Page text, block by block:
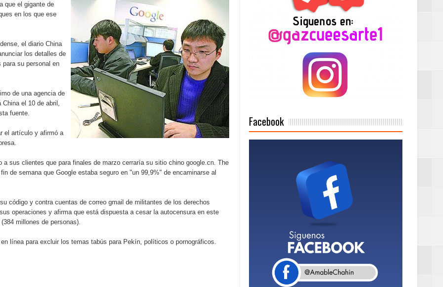
como vicepresidenta ejecutiva de Fiduciaria Reservas
localidad de Oficina Regional Este en La Romana
para emprendedoras en la segunda edición del Summit Mujer Pymes
artística con nuevo álbum, renovación de su equipo y conciertos
unen al regreso de Pavel Núñez y su “Bipolarband” a Hard Rock Café Santo
Banreservas seguirá impulsando la seguridad alimentaria tras salida de RD
Santiago el segundo Foro del Ahorro y la Inversión “Reserva tu Capital”
que el gigante de
en los que ese
el diario China
los detalles de
su personal en
de una agencia de
China el 10 de abril,
fuente.
el artículo y afirmó a
sus clientes que para finales de marzo cerraría su sitio chino google.cn. The
de semana que Google estaba seguro en "un 99,9%" de encaminarse al
código y contra cuentas de correo gmail de militantes de los derechos
operaciones y afirma que está dispuesta a cesar la autocensura en este
millones de personas).
línea para excluir los temas tabús para Pekín, políticos o pornográficos.
Facebook